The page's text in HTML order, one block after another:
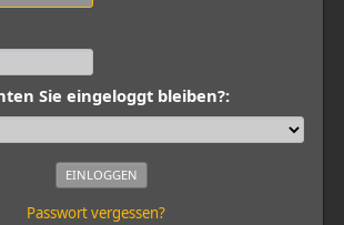
Sie eingeloggt bleiben?:
Passwort vergessen?